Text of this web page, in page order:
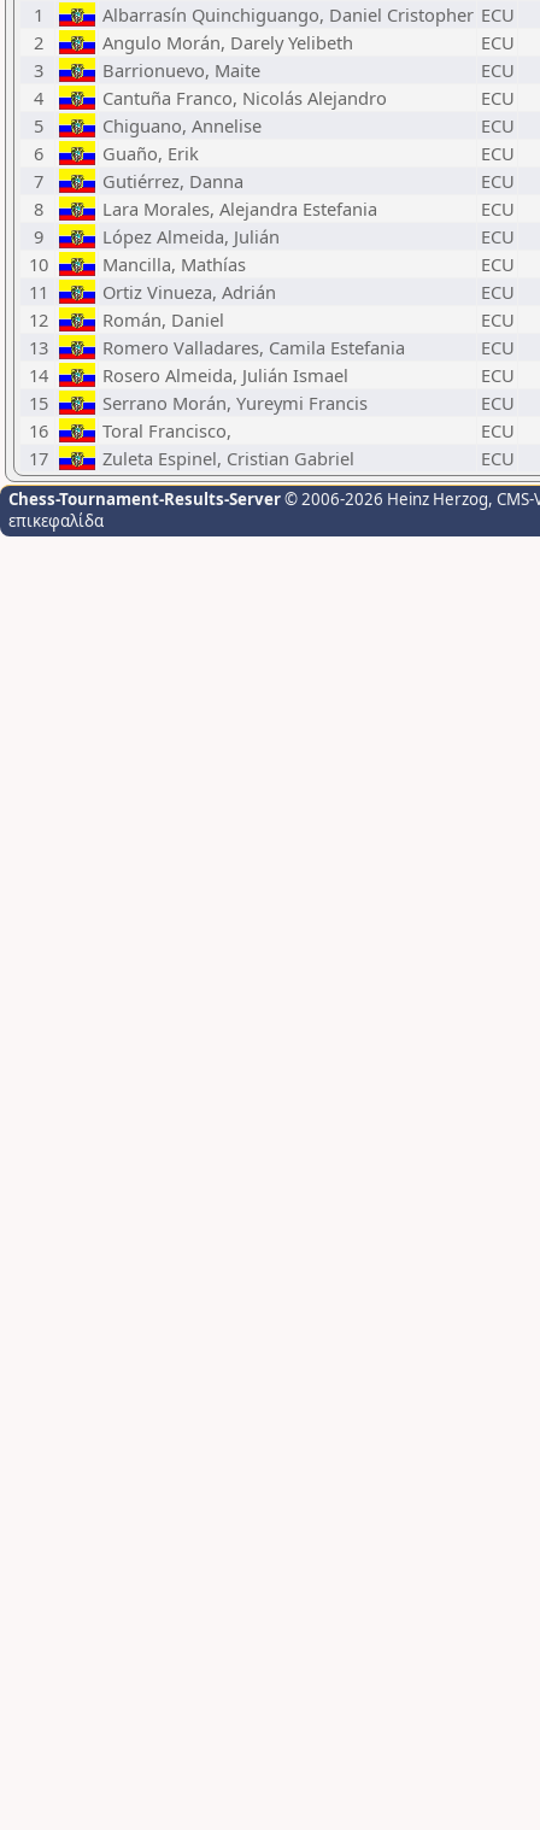
1
Albarrasín Quinchiguango, Daniel Cristopher ECU
2
Angulo Morán, Darely Yelibeth
ECU
3
Barrionuevo, Maite
ECU
4
Cantuña Franco, Nicolás Alejandro
ECU
5
Chiguano, Annelise
ECU
6
Guaño, Erik
ECU
7
Gutiérrez, Danna
ECU
8
Lara Morales, Alejandra Estefania
ECU
9
López Almeida, Julián
ECU
10
Mancilla, Mathías
ECU
11
Ortiz Vinueza, Adrián
ECU
12
Román, Daniel
ECU
13
Romero Valladares, Camila Estefania
ECU
14
Rosero Almeida, Julián Ismael
ECU
15
Serrano Morán, Yureymi Francis
ECU
16
Toral Francisco,
ECU
17
Zuleta Espinel, Cristian Gabriel ECU
Chess-Tournament-Results-Server© 2006-2026 Heinz Herzog,
επικεφαλίδα